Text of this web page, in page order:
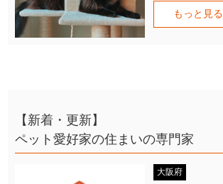
もっと見る
【新着・更新】
ペット愛好家の住まいの専門家
大阪府